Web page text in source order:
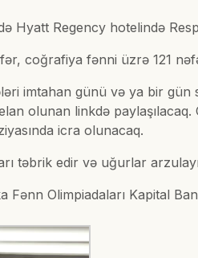
Hyatt Regency hotelində
coğrafiya fənni üzrə 121
imtahan günü və ya bir
olunan linkdə
icra olunacaq.
təbrik edir və uğurlar
Fənn Olimpiadaları Kapital